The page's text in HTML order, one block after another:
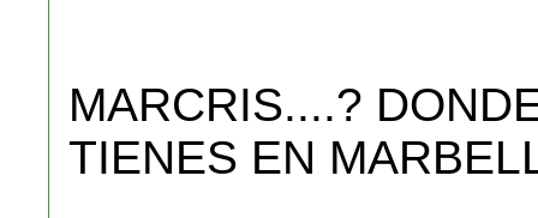
MARCRIS....?
TIENES EN